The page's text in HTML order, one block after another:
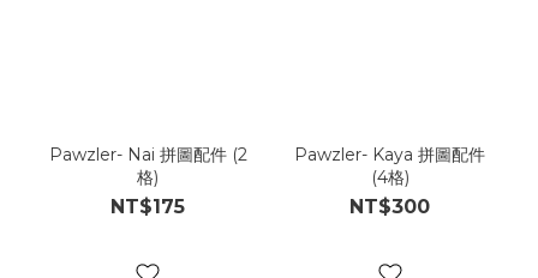
Pawzler- Nai 拼圖配件 (2
格)
NT$175
Pawzler- Kaya 拼圖配件
(4格)
NT$300